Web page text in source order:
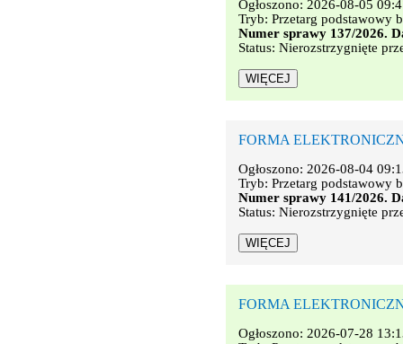
Ogłoszono: 2026-08-05
Tryb: Przetarg podstawowy
Numer sprawy 137/2026.
Status: Nierozstrzygnięte
FORMA
Ogłoszono: 2026-08-04
Tryb: Przetarg podstawowy
Numer sprawy 141/2026.
Status: Nierozstrzygnięte
FORMA
Ogłoszono: 2026-07-28